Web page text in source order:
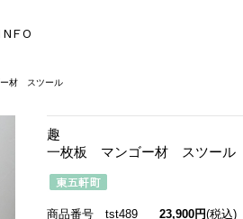
材 スツール
趣
一枚板 マンゴー材 スツール
商品番号 tst489 23,900円(税込)